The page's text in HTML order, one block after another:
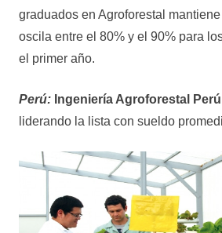
graduados en Agroforestal
oscila entre el 80% y el 90% para
el primer año.
Perú: Ingeniería Agroforestal Perú
liderando la lista con sueldo